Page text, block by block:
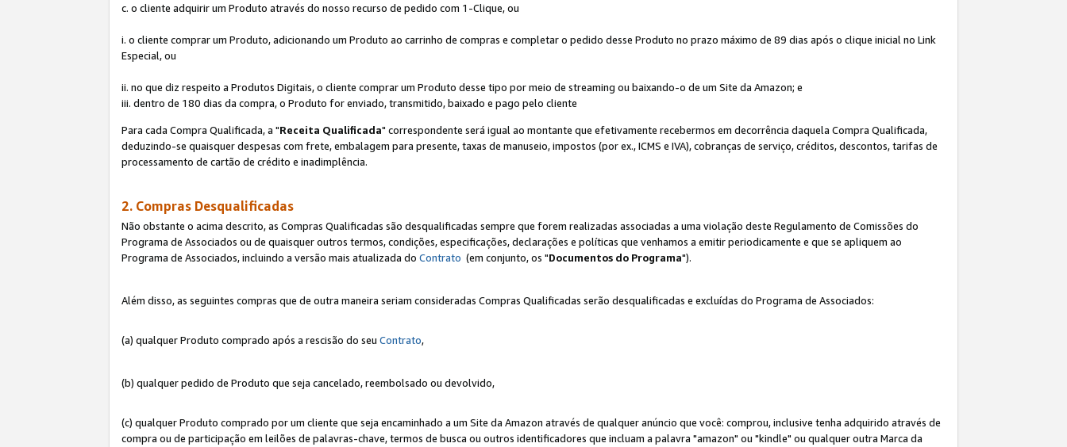
c. o cliente adquirir um Produto através do nosso recurso de pedido com 1-Clique, ou
i. o cliente comprar um Produto, adicionando um Produto ao carrinho de compras e completar o pedido desse Produto no prazo máximo de 89 dias após o clique inicial no Link
Especial, ou
ii. no que diz respeito a Produtos Digitais, o cliente comprar um Produto desse tipo por meio de streaming ou baixando-o de um Site da Amazon; e
iii. dentro de 180 dias da compra, o Produto for enviado, transmitido, baixado e pago pelo cliente
Para cada Compra Qualificada, a "Receita Qualificada" correspondente será igual ao montante que efetivamente recebermos em decorrência daquela Compra Qualificada,
deduzindo-se quaisquer despesas com frete, embalagem para presente, taxas de manuseio, impostos (por ex., ICMS e IVA), cobranças de serviço, créditos, descontos, tarifas de
processamento de cartão de crédito e inadimplência.
2. Compras Desqualificadas
Não obstante o acima descrito, as Compras Qualificadas são desqualificadas sempre que forem realizadas associadas a uma violação deste Regulamento de Comissões do
Programa de Associados ou de quaisquer outros termos, condições, especificações, declarações e políticas que venhamos a emitir periodicamente e que se apliquem ao
Programa de Associados, incluindo a versão mais atualizada do Contrato (em conjunto, os "Documentos do Programa").
Além disso, as seguintes compras que de outra maneira seriam consideradas Compras Qualificadas serão desqualificadas e excluídas do Programa de Associados:
(a) qualquer Produto comprado após a rescisão do seu Contrato,
(b) qualquer pedido de Produto que seja cancelado, reembolsado ou devolvido,
(c) qualquer Produto comprado por um cliente que seja encaminhado a um Site da Amazon através de qualquer anúncio que você: comprou, inclusive tenha adquirido através de
compra ou de participação em leilões de palavras-chave, termos de busca ou outros identificadores que incluam a palavra "amazon" ou "kindle" ou qualquer outra Marca da